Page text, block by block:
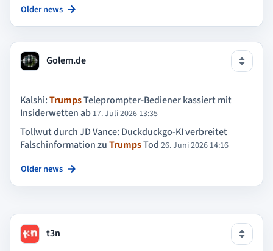
Older news
Golem.de
Kalshi:TrumpsTeleprompter-Bediener kassiert mit
Insiderwetten ab 17. Juli 2026 13:35
Tollwut durch JD Vance: Duckduckgo-KI verbreitet
Falschinformation zuTrumpsTod 26. Juni 2026 14:16
Older news
t3n